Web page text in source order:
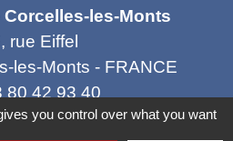
les-Monts
rue Eiffel
les-Monts - FRANCE
80 42 93 40
par formulaire
you control over what you want